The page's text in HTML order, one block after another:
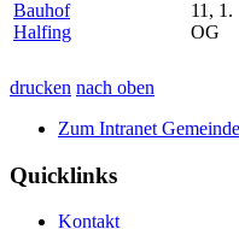
Bauhof
Halfing
11, 1.
OG
drucken nach oben
Zum Intranet
Quicklinks
Kontakt